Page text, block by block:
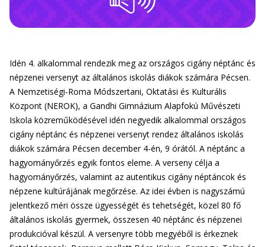
Idén 4. alkalommal rendezik meg az országos cigány néptánc és
népzenei versenyt az általános iskolás diákok számára Pécsen.
A Nemzetiségi-Roma Módszertani, Oktatási és Kulturális
Központ (NEROK), a Gandhi Gimnázium Alapfokú Művészeti
Iskola közreműködésével idén negyedik alkalommal országos
cigány néptánc és népzenei versenyt rendez általános iskolás
diákok számára Pécsen december 4-én, 9 órától. A néptánc a
hagyományőrzés egyik fontos eleme. A verseny célja a
hagyományőrzés, valamint az autentikus cigány néptáncok és
népzene kultúrájának megőrzése. Az idei évben is nagyszámú
jelentkező méri össze ügyességét és tehetségét, közel 80 fő
általános iskolás gyermek, összesen 40 néptánc és népzenei
produkcióval készül. A versenyre több megyéből is érkeznek